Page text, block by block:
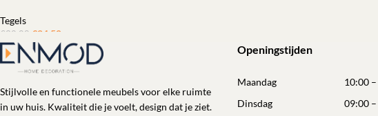
Tegels
€32,08 €24,50
Toevoegen aan winkelwagen
Stijlvolle en functionele meubels voor elke ruimte
in uw huis. Kwaliteit die je voelt, design dat je ziet.
Openingstijden
Maandag
10:00
Dinsdag
09:00